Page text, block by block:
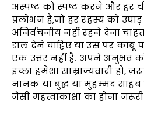
अस्पष्ट को स्पष्ट करने और हर
प्रलोभन है,जो हर रहस्य को
अनिर्वचनीय नहीं रहने देना
डाल देने चाहिए या उस पर काबू
एक उत्तर नहीं है. अपने अनुभव
इच्छा हमेशा साम्राज्यवादी हो,
नानक या बुद्ध या मुहम्मद साहब
जैसी महत्त्वाकांक्षा का होना